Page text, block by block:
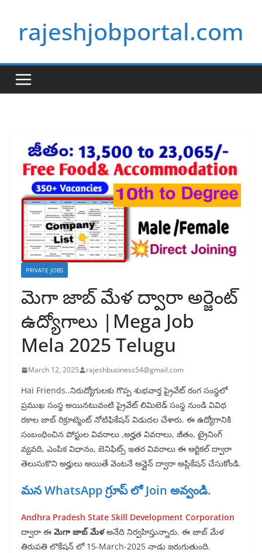
contentrajeshjobportal.com
PRIVATE JOBS
మెగా జాబ్ మేళ ద్వారా అర్జెంట్
ఉద్యోగాలు |Mega Job
Mela 2025 Telugu
March 12, 2025 rajeshbusiness54@gmail.com
Hai Friends..నిరుద్యోగులకు గొప్ప శుభవార్త ప్రైవేట్ రంగ సంస్థలో
ప్రముఖ సంస్థ అయినటువంటి ప్రైవేట్ లిమిటెడ్ సంస్థ నుండి వివిధ
రకాల జాబ్ రిక్రూట్మెంట్ నోటిఫికేషన్ విడుదల చేశారు. ఈ ఉద్యోగానికి
సంబంధించిన పోస్టుల వివరాలు ,అర్హత వివరాలు, జీతం, ట్రైనింగ్
వ్యవది, ఎంపిక విధానం, బెనిఫిట్స్ ఇతర వివరాలు ఈ ఆర్టికల్ ద్వారా
తెలుసుకొని అర్హులు అయితే వెంటనే ఆన్లైన్ ద్వారా అప్లికేషన్ చేసుకోండి.
మన WhatsApp గ్రూప్ లో Join అవ్వండి.
Andhra Pradesh State Skill Development Corporation
ద్వారా ఈ మెగా జాబ్ మేళఅనేది నిర్వహిస్తున్నారు. ఈ జాబ్ మేళ
తిరుపతి లొకేషన్ లో 15-March-2025 నాడు జరుగుతుంది.